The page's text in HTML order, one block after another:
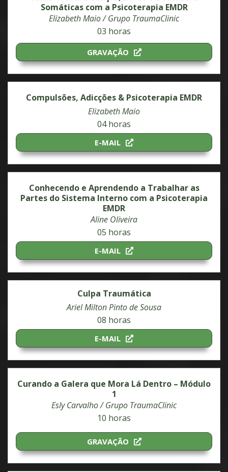
Somáticas com a Psicoterapia EMDR
Elizabeth Maio / Grupo TraumaClinic
03 horas
GRAVAÇÃO
Compulsões, Adicções & Psicoterapia EMDR
Elizabeth Maio
04 horas
E-MAIL
Conhecendo e Aprendendo a Trabalhar as
Partes do Sistema Interno com a Psicoterapia
EMDR
Aline Oliveira
05 horas
E-MAIL
Culpa Traumática
Ariel Milton Pinto de Sousa
08 horas
E-MAIL
Curando a Galera que Mora Lá Dentro – Módulo
1
Esly Carvalho / Grupo TraumaClinic
10 horas
GRAVAÇÃO